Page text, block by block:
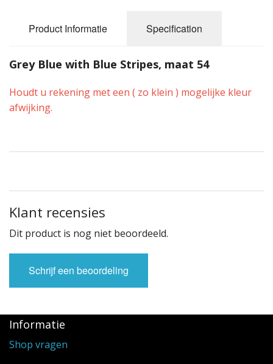
Product Informatie Specification
Grey Blue with Blue Stripes, maat 54
Houdt u rekening met een ( zo klein ) mogelijke kleur
afwijking.
Klant recensies
Dit product is nog niet beoordeeld.
Schrijf een beoordeling
Informatie
Shop vragen